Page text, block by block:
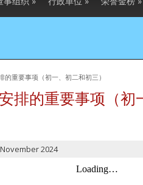
的重要事项（初一、初二和初三）
排的重要事项（初
2024